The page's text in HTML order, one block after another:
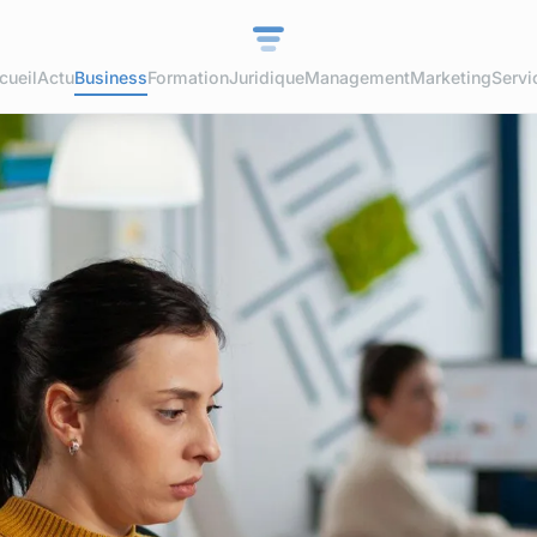
ActuBusinessFormationJuridiqueManagementMarketing